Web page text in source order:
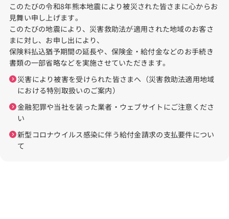
このたびの令和8年熊本地震により被災された皆さまに心からお
見舞い申し上げます。
このたびの地震により、災害救助法が適用された地域のお客さ
まに対し、お申し出により、
保険料払込猶予期間の延長や、保険金・給付金などのお手続き
書類の一部省略などを実施させていただきます。
災害により被害を受けられた皆さまへ（災害救助法適用地域
における特別取扱いのご案内）
金融犯罪や当社を装った業者・ウェブサイトにご注意くださ
い
新型コロナウイルス感染に伴う給付金請求の支払要件につい
て